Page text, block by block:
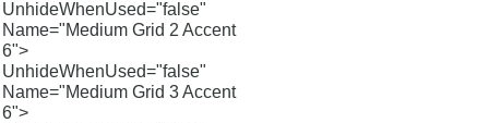
UnhideWhenUsed="false"
Name="Medium Grid 2 Accent
6">
UnhideWhenUsed="false"
Name="Medium Grid 3 Accent
6">